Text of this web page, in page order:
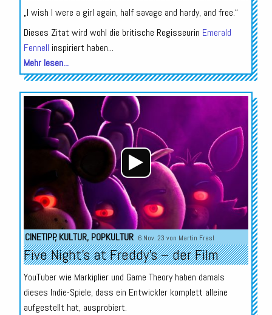
„I wish I were a girl again, half savage and hardy, and free.“
Dieses Zitat wird wohl die britische Regisseurin Emerald
Fennell inspiriert haben...
Mehr lesen...
Audio-
Player
CINETIPP,KULTUR, POPKULTUR 6.Nov. 23 von Martin Fresl
Five Night’s at Freddy’s – der Film
YouTuber wie Markiplier und Game Theory haben damals
dieses Indie-Spiele, dass ein Entwickler komplett alleine
aufgestellt hat, ausprobiert.